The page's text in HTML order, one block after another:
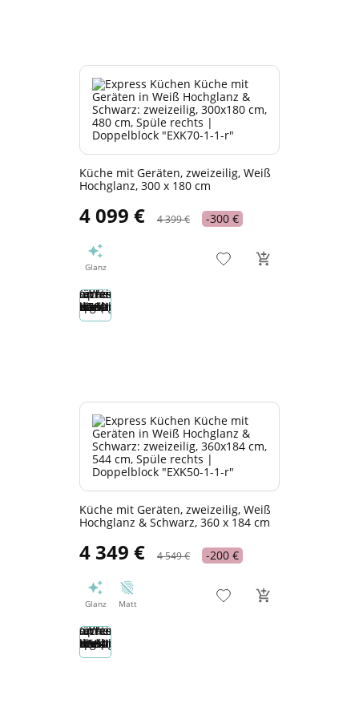
Küche mit Geräten, zweizeilig, Weiß
Hochglanz, 300 x 180 cm
4 099 € 4 399 € -300 €
Glanz
Küche mit Geräten, zweizeilig, Weiß
Hochglanz & Schwarz, 360 x 184 cm
4 349 € 4 549 € -200 €
Glanz Matt